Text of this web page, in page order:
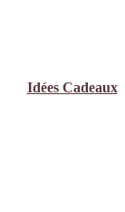
Idées Cadeaux